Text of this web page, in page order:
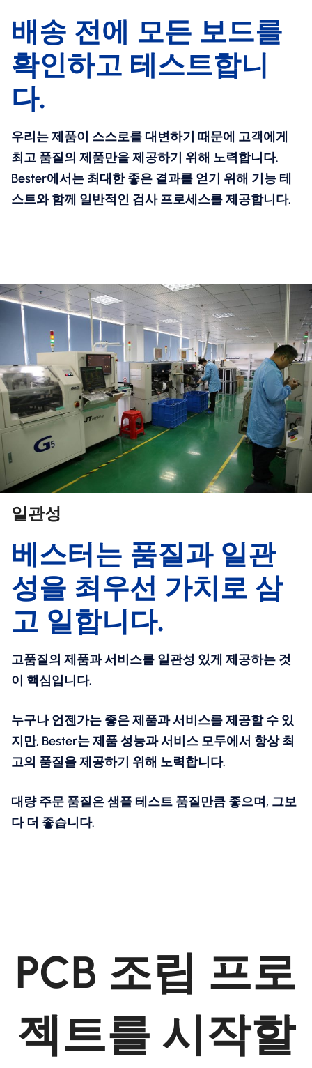
배송 전에 모든 보드를
확인하고 테스트합니
다.
우리는 제품이 스스로를 대변하기 때문에 고객에게
최고 품질의 제품만을 제공하기 위해 노력합니다.
Bester에서는 최대한 좋은 결과를 얻기 위해 기능 테
스트와 함께 일반적인 검사 프로세스를 제공합니다.
일관성
베스터는 품질과 일관
성을 최우선 가치로 삼
고 일합니다.
고품질의 제품과 서비스를 일관성 있게 제공하는 것
이 핵심입니다.
누구나 언젠가는 좋은 제품과 서비스를 제공할 수 있
지만, Bester는 제품 성능과 서비스 모두에서 항상 최
고의 품질을 제공하기 위해 노력합니다.
대량 주문 품질은 샘플 테스트 품질만큼 좋으며, 그보
다 더 좋습니다.
PCB 조립 프로
젝트를 시작할